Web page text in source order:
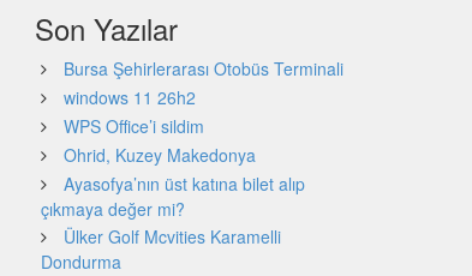
Son Yazılar
Bursa Şehirlerarası Otobüs Terminali
windows 11 26h2
WPS Office’i sildim
Ohrid, Kuzey Makedonya
Ayasofya’nın üst katına bilet alıp
çıkmaya değer mi?
Ülker Golf Mcvities Karamelli
Dondurma